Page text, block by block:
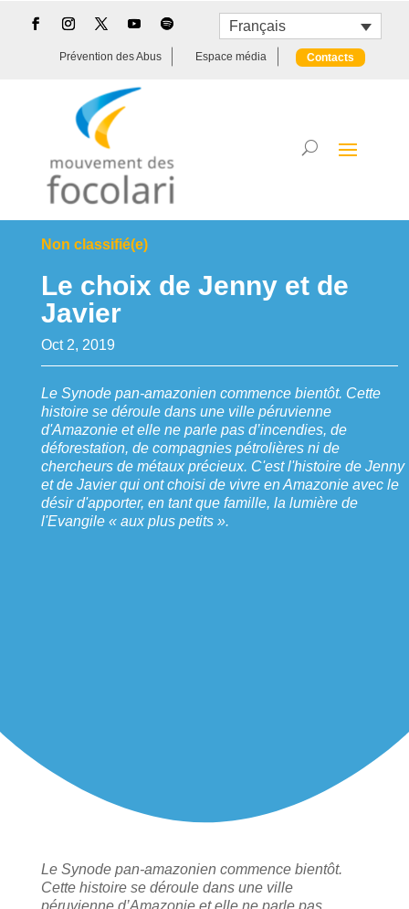
Français
Prévention des Abus Espace média Contacts
Non classifié(e)
Le choix de Jenny et de
Javier
Oct 2, 2019
Le Synode pan-amazonien commence bientôt. Cette
histoire se déroule dans une ville péruvienne
d'Amazonie et elle ne parle pas d’incendies, de
déforestation, de compagnies pétrolières ni de
chercheurs de métaux précieux. C'est l'histoire de Jenny
et de Javier qui ont choisi de vivre en Amazonie avec le
désir d'apporter, en tant que famille, la lumière de
l'Evangile « aux plus petits ».
Le Synode pan-amazonien commence bientôt.
Cette histoire se déroule dans une ville
péruvienne d’Amazonie et elle ne parle pas